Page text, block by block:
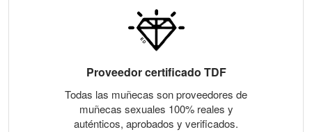
Proveedor certificado TDF
Todas las muñecas son proveedores de
muñecas sexuales 100% reales y
auténticos, aprobados y verificados.